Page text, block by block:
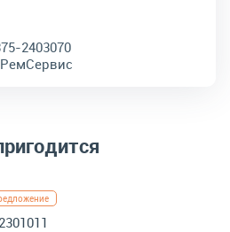
2403070